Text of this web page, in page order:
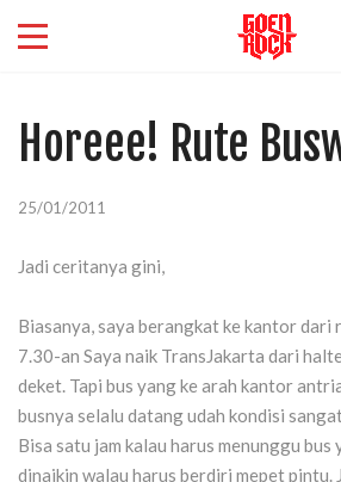
Horeee! Rute
25/01/2011
Jadi ceritanya gini,
Biasanya, saya berangkat ke kantor dari
7.30-an Saya naik TransJakarta dari
deket. Tapi bus yang ke arah kantor
busnya selalu datang udah kondisi
Bisa satu jam kalau harus menunggu bus
dinaikin walau harus berdiri mepet pintu.